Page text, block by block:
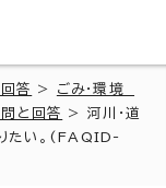
答 > ごみ・環境
と回答
> 河川・道
りたい。(FAQID-